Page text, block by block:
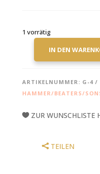
1 vorrätig
4
IN DEN
ARTIKELNUMMER: G-4
HAMMER/BEATERS/
ZUR WUNSCHLISTE
TEILEN